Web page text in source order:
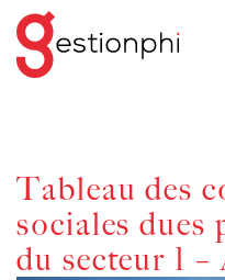
Tableau des
sociales dues
du secteur 1 –